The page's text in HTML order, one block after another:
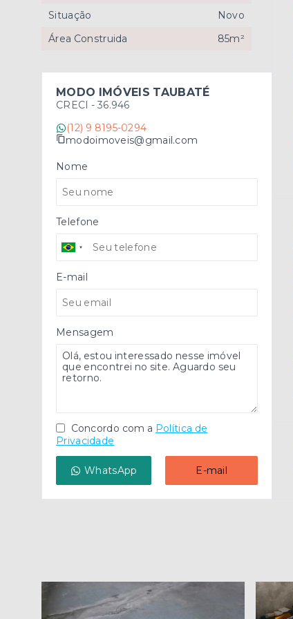
Situação
Novo
Área Construida
85m²
MODO IMÓVEIS TAUBATÉ
CRECI - 36.946
(12) 9 8195-0294
modoimoveis@gmail.com
Nome
Telefone
E-mail
Mensagem
Concordo com a Política de
Privacidade
WhatsApp E-mail